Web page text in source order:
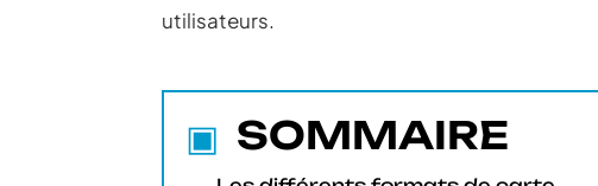
utilisateurs.
SOMMAIRE